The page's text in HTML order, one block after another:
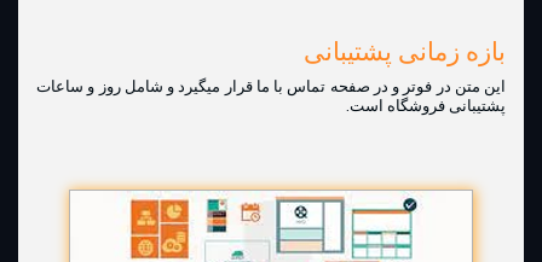
بازه زمانی پشتیبانی
این متن در فوتر و در صفحه تماس با ما قرار میگیرد و شامل روز و ساعات
پشتیبانی فروشگاه است.